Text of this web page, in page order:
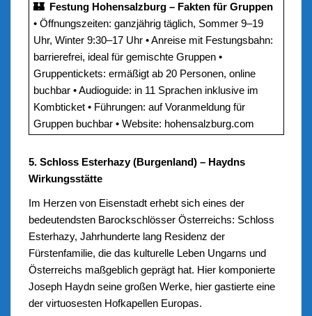
🏰 Festung Hohensalzburg – Fakten für Gruppen
• Öffnungszeiten: ganzjährig täglich, Sommer 9–19
Uhr, Winter 9:30–17 Uhr • Anreise mit Festungsbahn:
barrierefrei, ideal für gemischte Gruppen •
Gruppentickets: ermäßigt ab 20 Personen, online
buchbar • Audioguide: in 11 Sprachen inklusive im
Kombticket • Führungen: auf Voranmeldung für
Gruppen buchbar • Website: hohensalzburg.com
5. Schloss Esterhazy (Burgenland) – Haydns
Wirkungsstätte
Im Herzen von Eisenstadt erhebt sich eines der
bedeutendsten Barockschlösser Österreichs: Schloss
Esterhazy, Jahrhunderte lang Residenz der
Fürstenfamilie, die das kulturelle Leben Ungarns und
Österreichs maßgeblich geprägt hat. Hier komponierte
Joseph Haydn seine großen Werke, hier gastierte eine
der virtuosesten Hofkapellen Europas.